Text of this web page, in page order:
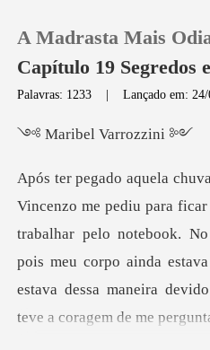
Loja
Histórico
Sair
A Madrasta Mais
Capítulo 19 Segredos
Palavras: 1233 |Lançado em:
el Varr
trabalhar pelo notebook.
pois meu corpo ainda